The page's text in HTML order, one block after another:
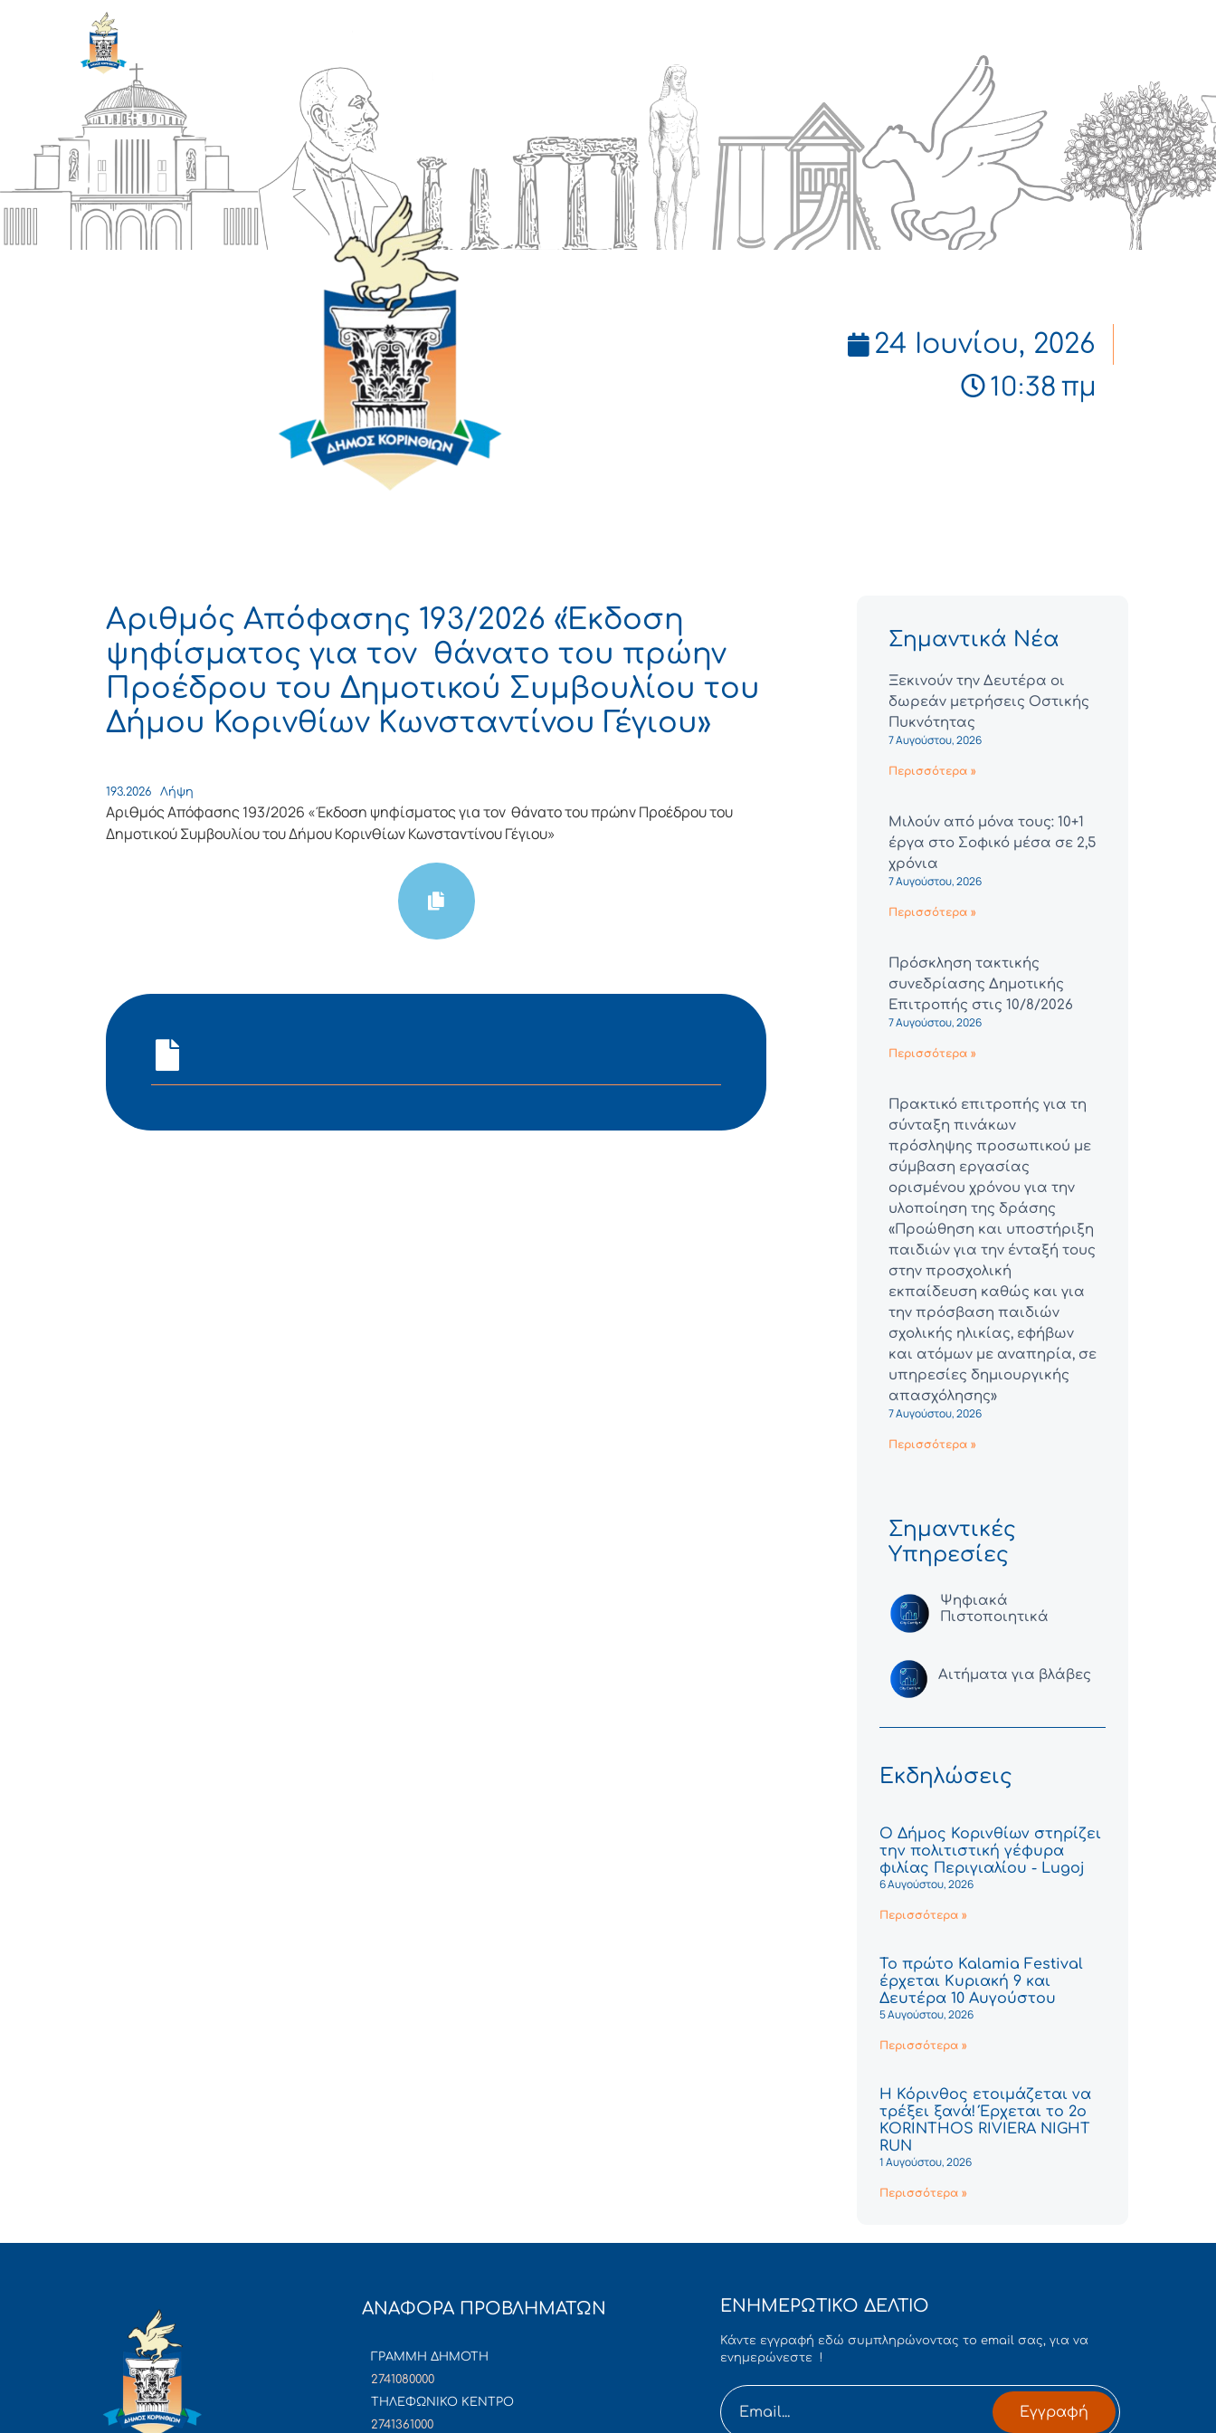
24 Ιουνίου, 2026
10:38 πμ
Αριθμός Απόφασης 193/2026 «Έκδοση
ψηφίσματος για τον θάνατο του πρώην
Προέδρου του Δημοτικού Συμβουλίου του
Δήμου Κορινθίων Κωνσταντίνου Γέγιου»
193.2026 Λήψη
Αριθμός Απόφασης 193/2026 «Έκδοση ψηφίσματος για τον θάνατο του πρώην Προέδρου του
Δημοτικού Συμβουλίου του Δήμου Κορινθίων Κωνσταντίνου Γέγιου»
Σημαντικά Νέα
Ξεκινούν την Δευτέρα οι
δωρεάν μετρήσεις Οστικής
Πυκνότητας
7 Αυγούστου, 2026
Περισσότερα »
Μιλούν από μόνα τους: 10+1
έργα στο Σοφικό μέσα σε 2,5
χρόνια
7 Αυγούστου, 2026
Περισσότερα »
Πρόσκληση τακτικής
συνεδρίασης Δημοτικής
Επιτροπής στις 10/8/2026
7 Αυγούστου, 2026
Περισσότερα »
Πρακτικό επιτροπής για τη
σύνταξη πινάκων
πρόσληψης προσωπικού με
σύμβαση εργασίας
ορισμένου χρόνου για την
υλοποίηση της δράσης
«Προώθηση και υποστήριξη
παιδιών για την ένταξή τους
στην προσχολική
εκπαίδευση καθώς και για
την πρόσβαση παιδιών
σχολικής ηλικίας, εφήβων
και ατόμων με αναπηρία, σε
υπηρεσίες δημιουργικής
απασχόλησης»
7 Αυγούστου, 2026
Περισσότερα »
Σημαντικές
Υπηρεσίες
Ψηφιακά
Πιστοποιητικά
Αιτήματα για βλάβες
Εκδηλώσεις
Ο Δήμος Κορινθίων στηρίζει
την πολιτιστική γέφυρα
φιλίας Περιγιαλίου - Lugoj
6 Αυγούστου, 2026
Περισσότερα »
Το πρώτο Kalamia Festival
έρχεται Κυριακή 9 και
Δευτέρα 10 Αυγούστου
5 Αυγούστου, 2026
Περισσότερα »
Η Κόρινθος ετοιμάζεται να
τρέξει ξανά! Έρχεται το 2ο
KORINTHOS RIVIERA NIGHT
RUN
1 Αυγούστου, 2026
Περισσότερα »
ΑΝΑΦΟΡΑ ΠΡΟΒΛΗΜΑΤΩΝ
ΓΡΑΜΜΗ ΔΗΜΟΤΗ
2741080000
ΤΗΛΕΦΩΝΙΚΟ ΚΕΝΤΡΟ
2741361000
ΕΝΗΜΕΡΩΤΙΚΟ ΔΕΛΤΙΟ
Κάντε εγγραφή εδώ συμπληρώνοντας το email σας, για να
ενημερώνεστε !
Εγγραφή